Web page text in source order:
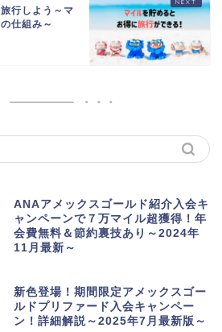
行しよう～マ
仕組み～
ANAアメックスゴールド紹介入会キ
ャンペーンで７万マイル超獲得！年
会費無料＆節約裏技あり～2024年
11月最新～
新色登場！期間限定アメックスゴー
ルドプリファード入会キャンペー
ン！詳細解説～2025年7月最新版～